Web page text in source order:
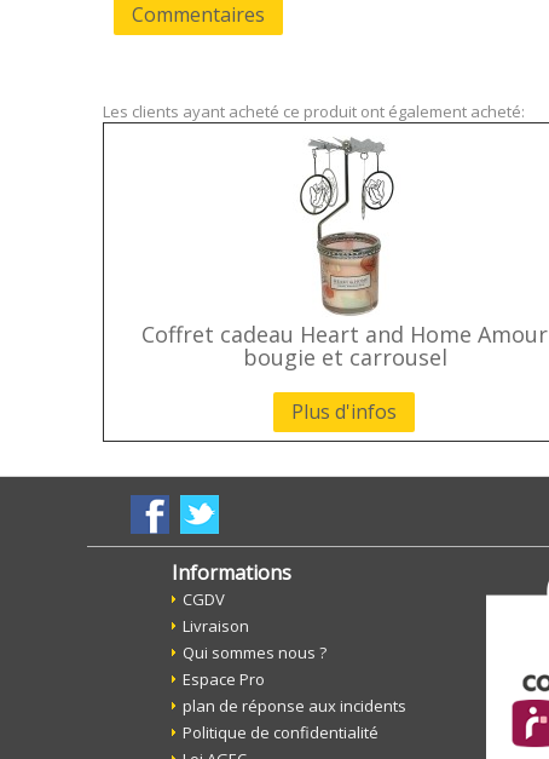
Commentaires
Les clients ayant acheté ce produit ont également acheté:
Coffret cadeau Heart and Home Amour
bougie et carrousel
Plus d'infos
Informations
CGDV
Livraison
Qui sommes nous ?
Espace Pro
plan de réponse aux incidents
Politique de confidentialité